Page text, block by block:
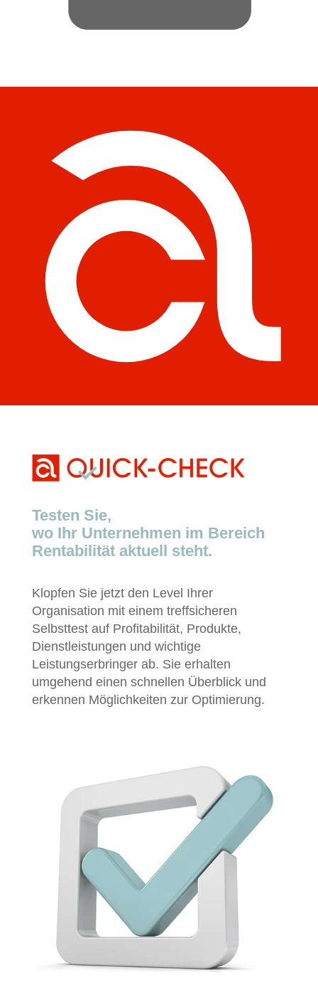
Testen Sie,
wo Ihr Unternehmen im Bereich
Rentabilität aktuell steht.
Klopfen Sie jetzt den Level Ihrer
Organisation mit einem treffsicheren
Selbsttest auf Profitabilität, Produkte,
Dienstleistungen und wichtige
Leistungserbringer ab. Sie erhalten
umgehend einen schnellen Überblick und
erkennen Möglichkeiten zur Optimierung.